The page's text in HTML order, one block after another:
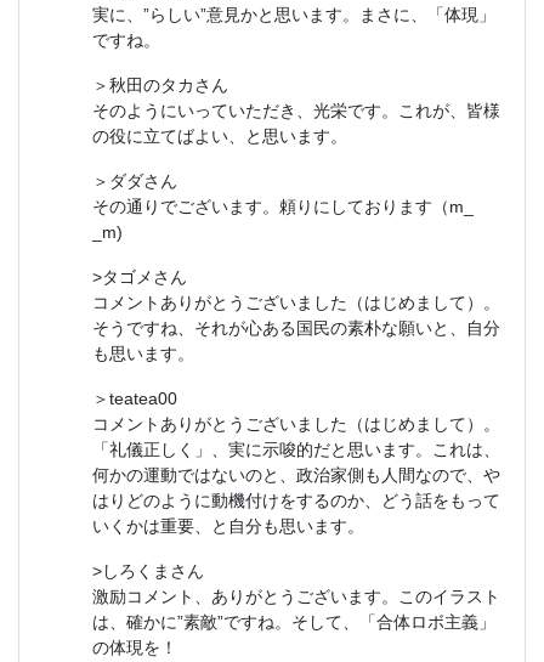
実に、”らしい”意見かと思います。まさに、「体現」
ですね。
＞秋田のタカさん
そのようにいっていただき、光栄です。これが、皆様
の役に立てばよい、と思います。
＞ダダさん
その通りでございます。頼りにしております（m_
_m)
>タゴメさん
コメントありがとうございました（はじめまして）。
そうですね、それが心ある国民の素朴な願いと、自分
も思います。
＞teatea00
コメントありがとうございました（はじめまして）。
「礼儀正しく」、実に示唆的だと思います。これは、
何かの運動ではないのと、政治家側も人間なので、や
はりどのように動機付けをするのか、どう話をもって
いくかは重要、と自分も思います。
>しろくまさん
激励コメント、ありがとうございます。このイラスト
は、確かに”素敵”ですね。そして、「合体ロボ主義」
の体現を！